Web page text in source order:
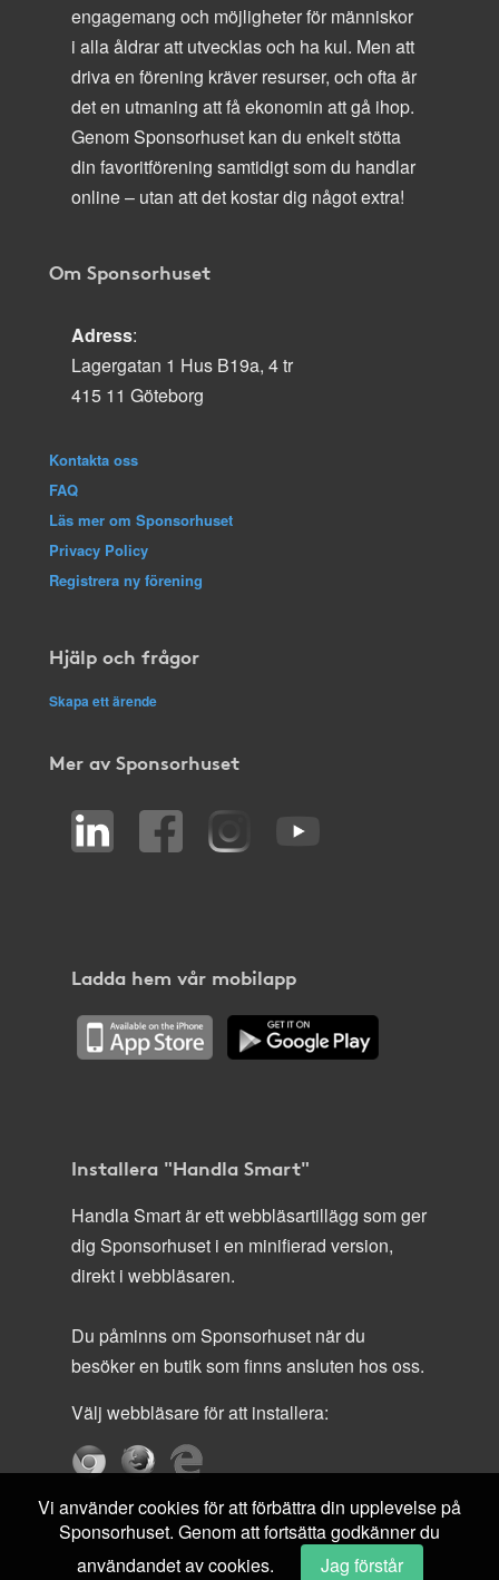
engagemang och möjligheter för människor
i alla åldrar att utvecklas och ha kul. Men att
driva en förening kräver resurser, och ofta är
det en utmaning att få ekonomin att gå ihop.
Genom Sponsorhuset kan du enkelt stötta
din favoritförening samtidigt som du handlar
online – utan att det kostar dig något extra!
Om Sponsorhuset
Adress:
Lagergatan 1 Hus B19a, 4 tr
415 11 Göteborg
Kontakta oss
FAQ
Läs mer om Sponsorhuset
Privacy Policy
Registrera ny förening
Hjälp och frågor
Skapa ett ärende
Mer av Sponsorhuset
Ladda hem vår mobilapp
Installera "Handla Smart"
Handla Smart är ett webbläsartillägg som ger
dig Sponsorhuset i en minifierad version,
direkt i webbläsaren.
Du påminns om Sponsorhuset när du
besöker en butik som finns ansluten hos oss.
Välj webbläsare för att installera:
Vi använder cookies för att förbättra din upplevelse på
Sponsorhuset. Genom att fortsätta godkänner du
användandet av cookies.
Jag förstår